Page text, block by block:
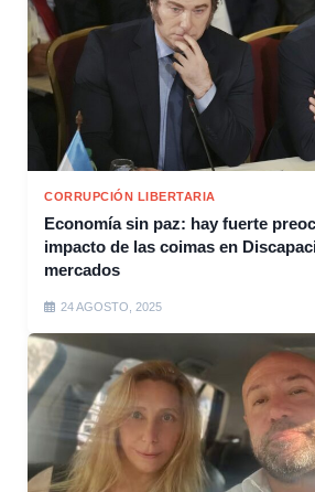
CORRUPCIÓN LIBERTARIA
Economía sin paz: hay fuerte
impacto de las coimas en
mercados
24 AGOSTO, 2025